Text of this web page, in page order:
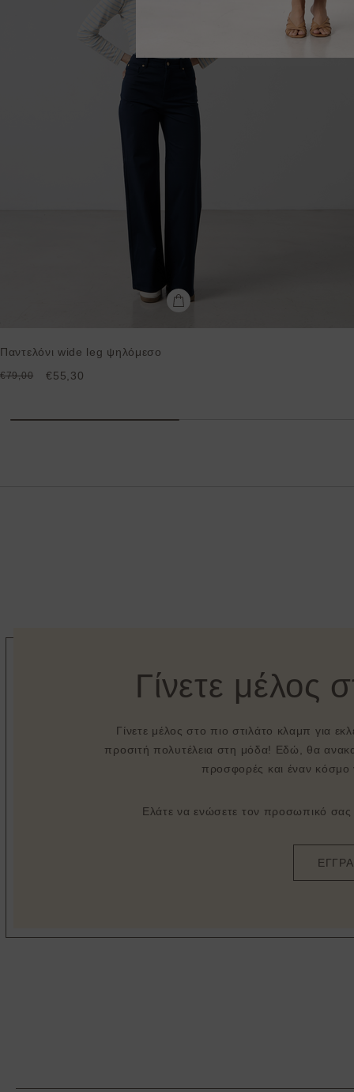
Παντελόνι wide leg ψηλόμεσο
€79,00 €55,30
Γίνετε μέλος
Γίνετε μέλος στο πιο στιλάτο κλαμπ για
προσιτή πολυτέλεια στη μόδα! Εδώ, θα
προσφορές και έναν κόσμο
Ελάτε να ενώσετε τον προσωπικό σας